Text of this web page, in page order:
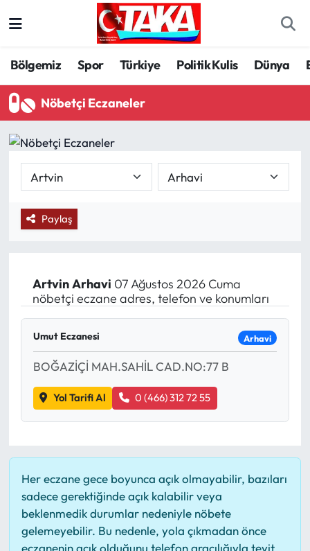
Bölgemiz Spor Türkiye Politik Kulis Dünya
Nöbetçi Eczaneler
Paylaş
ArtvinArhavi 07 Ağustos 2026 Cuma
nöbetçi eczane adres, telefon ve konumları
Umut Eczanesi Arhavi
BOĞAZİÇİ MAH.SAHİL CAD.NO:77 B
Yol Tarifi Al 0 (466) 312 72 55
Her eczane gece boyunca açık olmayabilir, bazıları
sadece gerektiğinde açık kalabilir veya
beklenmedik durumlar nedeniyle nöbete
gelemeyebilir. Bu nedenle, yola çıkmadan önce
eczanenin açık olduğunu telefon aracılığıyla teyit
Spor
Türkiye
Politika
Politik Kulis
Magazin
Mektup Galeri
Röportaj
Manşet
Karikatür Galeri
BIK
ASTROLOJİ
Trabzon Hava Durumu
Trabzon Trafik Yoğunluk Haritası
Tüm Manşetler
Son Dakika Haberleri